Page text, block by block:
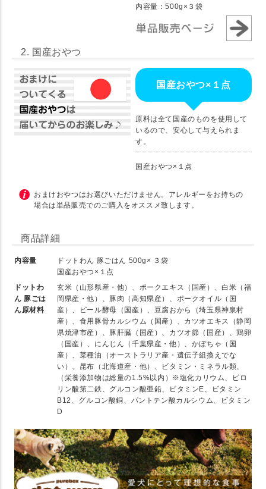
内容量：500g×３袋
2. 国産おやつ
国産おやつ×１点
原料は全て国産のものを使用して
いるので、安心して与えられま
す。
国産おやつ×１点
おまけおやつはお選びいただけません。アレルギーをお持ちの
場合は単品販売でのご購入をオススメ致します。
商品詳細
内容量
ドットわん 豚ごはん 500g× ３袋
国産おやつ×１点
ドットわ
ん 豚ごは
ん原材料
玄米（山形県産・他）、ポークエキス（国産）、白米（福
岡県産・他）、豚肉（高知県産）、ポークオイル（国
産）、ビール酵母（国産）、豆腐おから（埼玉県神泉村
産）、食用豚骨カルシウム（国産）、カツオエキス（静岡
県焼津市産）、豚肝臓（国産）、カツオ節（国産）、鶏卵
（国産）、にんじん（千葉県産・他）、かぼちゃ（国
産）、菜種油（オーストラリア産・遺伝子組換えでな
い）、昆布（北海道産・他）、ビタミン・ミネラル類、
（栄養添加物は総量の1.5%以内）※塩化カリウム、ピロ
リン酸第二鉄、グルコン酸亜鉛、ビタミンE、ビタミン
B12、グルコン酸銅、パントテン酸カルシウム、ビタミン
D